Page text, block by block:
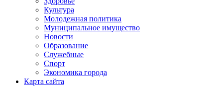
Культура
Молодежная политика
Муниципальное имущество
Новости
Образование
Служебные
Спорт
Экономика города
Карта сайта